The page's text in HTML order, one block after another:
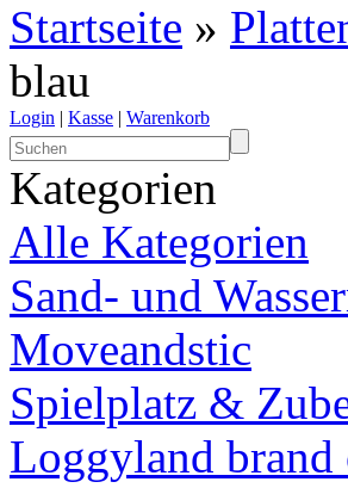
Startseite »
blau
Login | Kasse | Warenkorb
Kategorien
Alle Kategorien
Sand- und
Moveandstic
Spielplatz &
Loggyland